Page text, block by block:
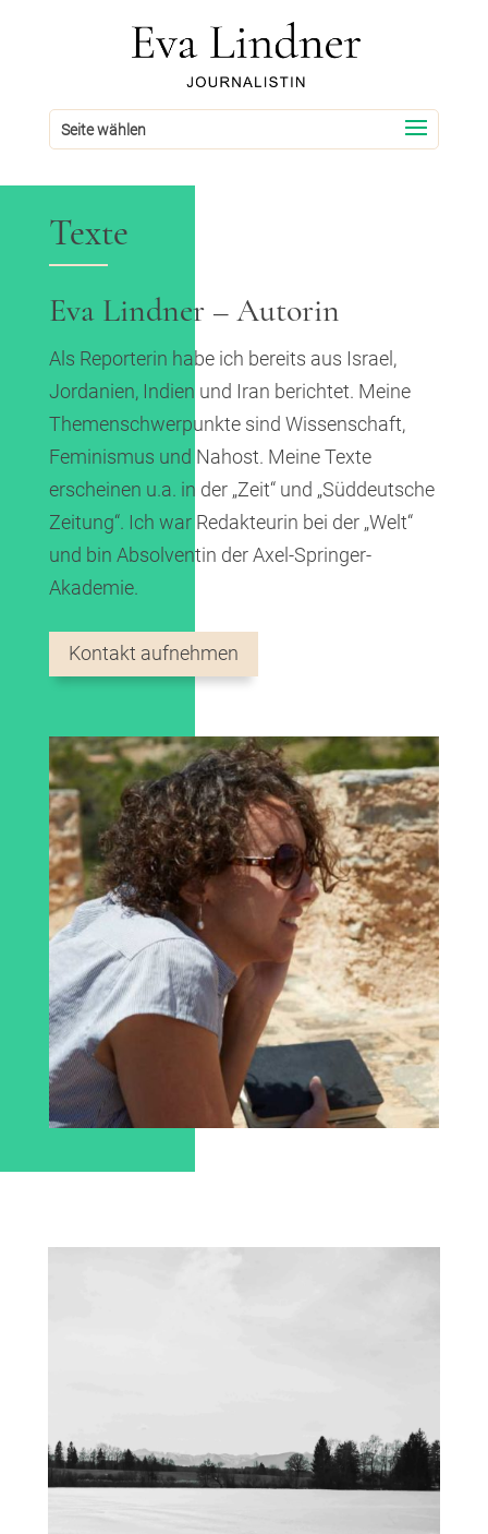
Seite wählen
Texte
Eva Lindner – Autorin
Als Reporterin habe ich bereits aus Israel,
Jordanien, Indien und Iran berichtet. Meine
Themenschwerpunkte sind Wissenschaft,
Feminismus und Nahost. Meine Texte
erscheinen u.a. in der „Zeit“ und „Süddeutsche
Zeitung“. Ich war Redakteurin bei der „Welt“
und bin Absolventin der Axel-Springer-
Akademie.
Kontakt aufnehmen